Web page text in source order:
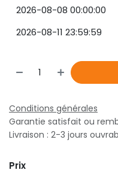
Conditions générales
Garantie satisfait ou
Livraison : 2-3 jours
Prix